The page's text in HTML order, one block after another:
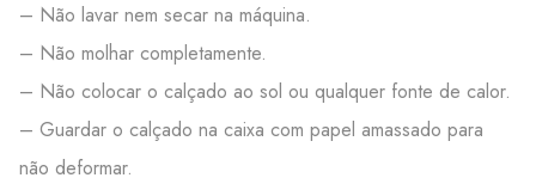
– Não lavar nem secar na máquina.
– Não molhar completamente.
– Não colocar o calçado ao sol ou qualquer fonte de calor.
– Guardar o calçado na caixa com papel amassado para
não deformar.